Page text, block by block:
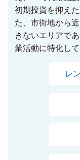
初期投資を抑え
た、市街地から
きないエリアで
業活動に特化して
レ